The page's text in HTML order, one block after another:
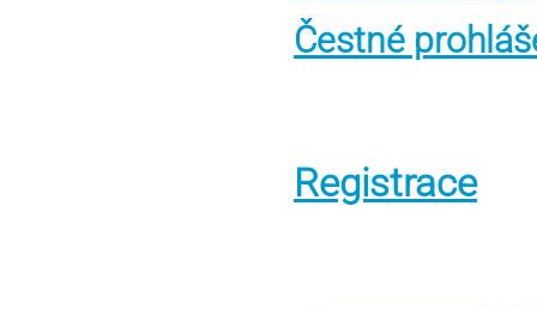
Čestné
Registrace